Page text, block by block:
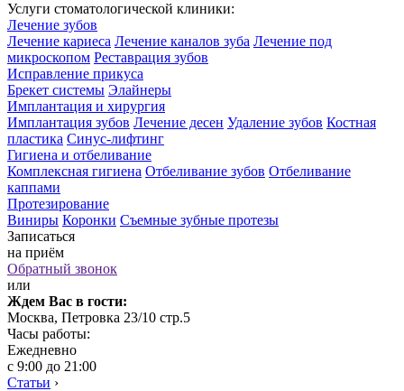
Услуги стоматологической клиники:
Лечение зубов
Лечение кариеса Лечение каналов зуба Лечение под
микроскопом Реставрация зубов
Исправление прикуса
Брекет системы Элайнеры
Имплантация и хирургия
Имплантация зубов Лечение десен Удаление зубов Костная
пластика Синус-лифтинг
Гигиена и отбеливание
Комплексная гигиена Отбеливание зубов Отбеливание
каппами
Протезирование
Виниры Коронки Съемные зубные протезы
Записаться
на приём
Обратный звонок
или
Ждем Вас в гости:
Москва, Петровка 23/10 стр.5
Часы работы:
Ежедневно
с 9:00 до 21:00
Статьи ›